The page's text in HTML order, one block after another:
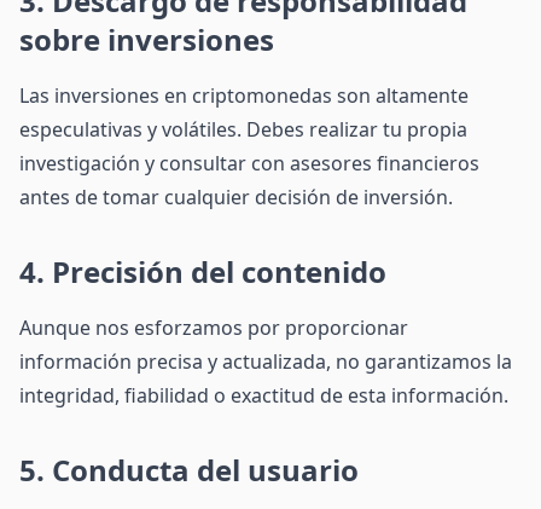
sobre inversiones
Las inversiones en criptomonedas son altamente
especulativas y volátiles. Debes realizar tu propia
investigación y consultar con asesores financieros
antes de tomar cualquier decisión de inversión.
4. Precisión del contenido
Aunque nos esforzamos por proporcionar
información precisa y actualizada, no garantizamos la
integridad, fiabilidad o exactitud de esta información.
5. Conducta del usuario